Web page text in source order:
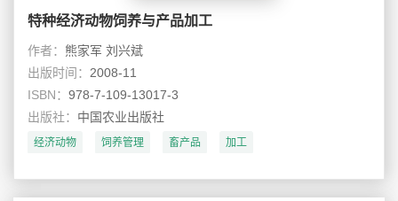
特种经济动物饲养与产品加工
作者： 熊家军 刘兴斌
出版时间： 2008-11
ISBN： 978-7-109-13017-3
出版社： 中国农业出版社
经济动物 饲养管理 畜产品 加工